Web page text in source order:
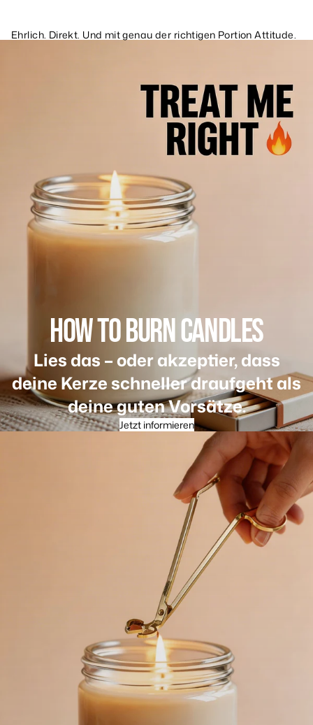
Ehrlich. Direkt. Und mit genau der richtigen Portion Attitude.
HOW TO BURN CANDLES
Lies das – oder akzeptier, dass
deine Kerze schneller draufgeht als
deine guten Vorsätze.
Jetzt informieren